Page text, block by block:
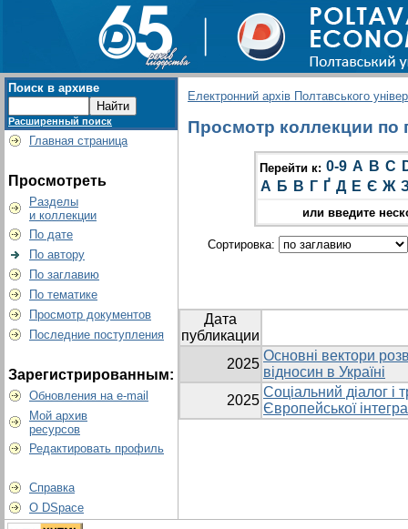
Поиск в архиве
Расширенный поиск
Главная страница
Просмотреть
Разделы
и коллекции
По дате
По автору
По заглавию
По тематике
Просмотр документов
Последние поступления
Зарегистрированным:
Обновления на e-mail
Мой архив
ресурсов
Редактировать профиль
Справка
О DSpace
Електронний архів Полтавського
Просмотр коллекции по
Перейти к: 0-9 A B C
А Б В Г Ґ Д Е Є Ж
или введите
Сортировка:
Дата
публикации
2025
Основні вектори
відносин в Україні
2025
Соціальний діалог і
Європейської